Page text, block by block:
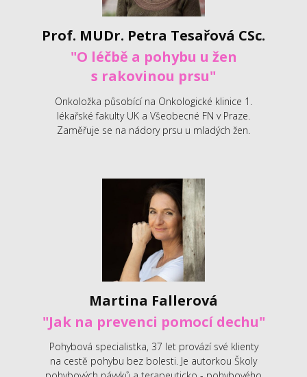
Prof. MUDr. Petra Tesařová CSc.
"O léčbě a pohybu u žen
s rakovinou prsu"
Onkoložka působící na Onkologické klinice 1.
lékařské fakulty UK a Všeobecné FN v Praze.
Zaměřuje se na nádory prsu u mladých žen.
Martina Fallerová
"Jak na prevenci pomocí dechu"
Pohybová specialistka, 37 let provází své klienty
na cestě pohybu bez bolesti. Je autorkou Školy